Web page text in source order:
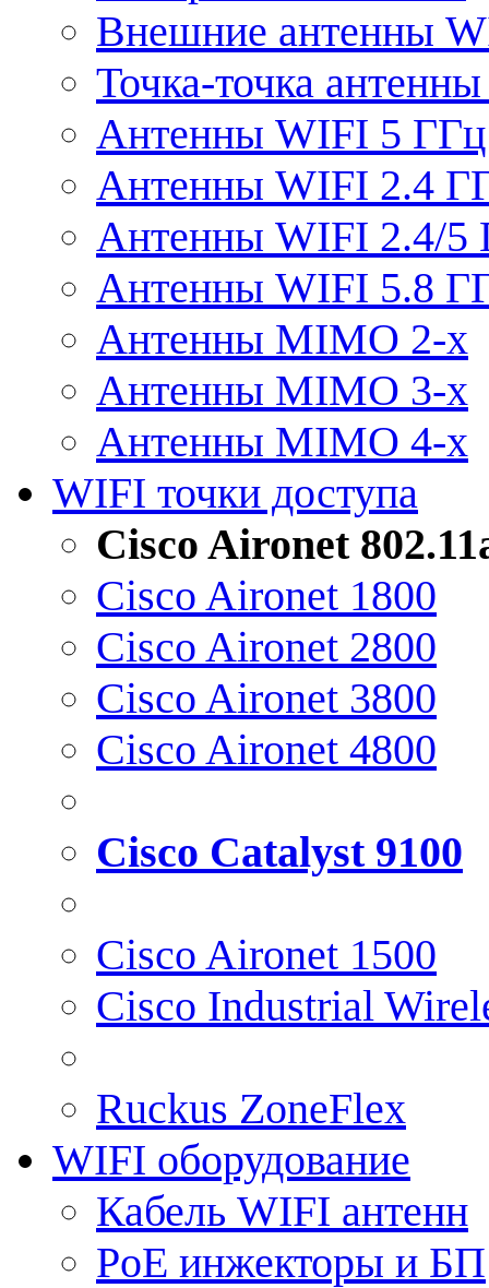
Внешние антенны
Точка-точка
Антенны WIFI 5 ГГц
Антенны WIFI 2.4
Антенны WIFI 2.4/5
Антенны WIFI 5.8
Антенны MIMO 2-x
Антенны MIMO 3-x
Антенны MIMO 4-x
WIFI точки доступа
Cisco Aironet
Cisco Aironet 1800
Cisco Aironet 2800
Cisco Aironet 3800
Cisco Aironet 4800
Cisco Catalyst 9100
Cisco Aironet 1500
Cisco Industrial
Ruckus ZoneFlex
WIFI оборудование
Кабель WIFI антенн
PoE инжекторы и БП